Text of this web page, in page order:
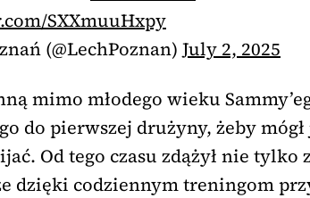
SXXmuuHxpy
(@LechPoznan) July 2, 2025
mimo młodego wieku
do pierwszej drużyny, żeby mógł
Od tego czasu zdążył nie tylko
dzięki codziennym treningom